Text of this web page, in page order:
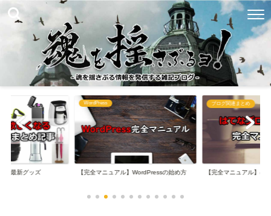
る最新グッズ
WordPress
【完全マニュアル】WordPressの始め方
ブログ関連まとめ
【完全マニュアル】は